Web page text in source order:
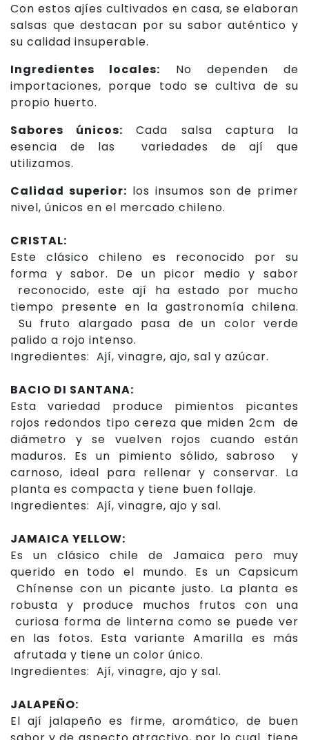
Con estos ajíes cultivados en casa, se elaboran
salsas que destacan por su sabor auténtico y
su calidad insuperable.
Ingredientes locales: No dependen de
importaciones, porque todo se cultiva de su
propio huerto.
Sabores únicos: Cada salsa captura la
esencia de las variedades de ají que
utilizamos.
Calidad superior: los insumos son de primer
nivel, únicos en el mercado chileno.
CRISTAL:
Este clásico chileno es reconocido por su
forma y sabor. De un picor medio y sabor
reconocido, este ají ha estado por mucho
tiempo presente en la gastronomía chilena.
Su fruto alargado pasa de un color verde
palido a rojo intenso.
Ingredientes: Ají, vinagre, ajo, sal y azúcar.
BACIO DI SANTANA:
Esta variedad produce pimientos picantes
rojos redondos tipo cereza que miden 2cm de
diámetro y se vuelven rojos cuando están
maduros. Es un pimiento sólido, sabroso y
carnoso, ideal para rellenar y conservar. La
planta es compacta y tiene buen follaje.
Ingredientes: Ají, vinagre, ajo y sal.
JAMAICA YELLOW:
Es un clásico chile de Jamaica pero muy
querido en todo el mundo. Es un Capsicum
Chínense con un picante justo. La planta es
robusta y produce muchos frutos con una
curiosa forma de linterna como se puede ver
en las fotos. Esta variante Amarilla es más
afrutada y tiene un color único.
Ingredientes: Ají, vinagre, ajo y sal.
JALAPEÑO:
El ají jalapeño es firme, aromático, de buen